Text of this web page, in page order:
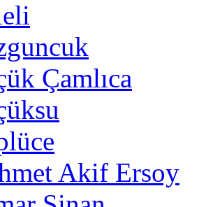
Çamlıca
Akif Ersoy